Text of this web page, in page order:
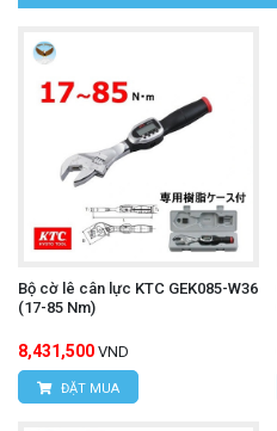
Bộ cờ lê cân lực KTC GEK085-W36
(17-85 Nm)
8,431,500 VND
ĐẶT MUA